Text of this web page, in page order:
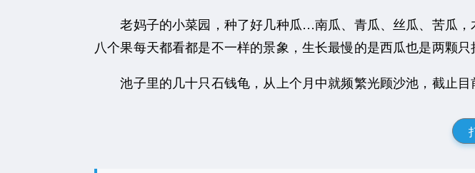
老妈子的小菜园，种了好几种瓜…南瓜、青瓜、丝瓜、苦瓜，
八个果每天都看都是不一样的景象，生长最慢的是西瓜也是两颗
池子里的几十只石钱龟，从上个月中就频繁光顾沙池，截止目